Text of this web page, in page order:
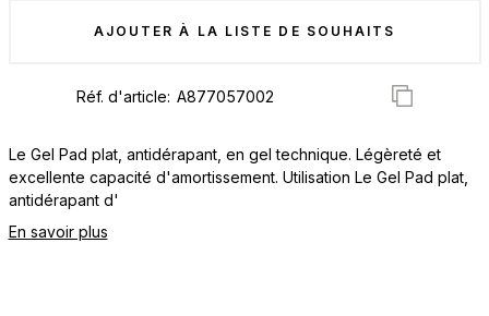
AJOUTER À LA LISTE DE SOUHAITS
Réf. d'article:
Le Gel Pad plat, antidérapant, en gel technique. Légèreté et
excellente capacité d'amortissement. Utilisation Le Gel Pad plat,
antidérapant d'
En savoir plus